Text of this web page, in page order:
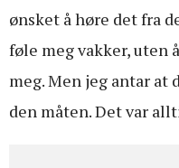
ønsket å høre det fra
føle meg vakker, uten
meg. Men jeg antar at
den måten. Det var